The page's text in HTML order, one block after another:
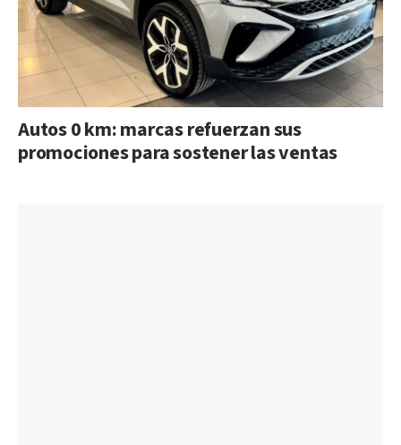
Autos 0 km: marcas refuerzan sus
promociones para sostener las ventas